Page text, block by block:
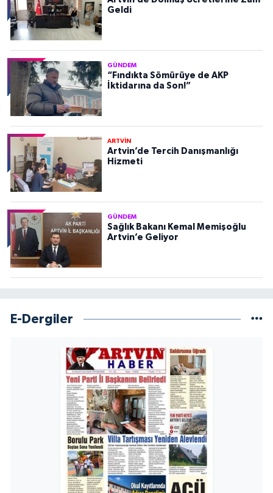
Geldi
GÜNDEM
“Fındıkta Sömürüye de AKP
İktidarına da Son!”
ARTVİN
Artvin’de Tercih Danışmanlığı
Hizmeti
GÜNDEM
Sağlık Bakanı Kemal Memişoğlu
Artvin’e Geliyor
E-Dergiler